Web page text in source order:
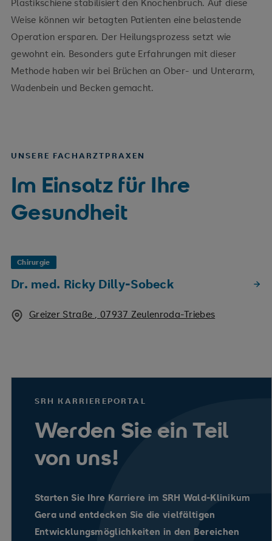
Weise können wir betagten Patienten eine belastende
Operation ersparen. Der Heilungsprozess setzt wie
gewohnt ein. Besonders gute Erfahrungen mit dieser
Methode haben wir bei Brüchen an Ober- und Unterarm,
Wadenbein und Becken gemacht.
UNSERE FACHARZTPRAXEN
Im Einsatz für Ihre
Gesundheit
Chirurgie
Dr. med. Ricky Dilly-Sobeck
Greizer Straße , 07937 Zeulenroda-Triebes
SRH KARRIEREPORTAL
Werden Sie ein Teil
von uns!
Starten Sie Ihre Karriere im SRH Wald-Klinikum
Gera und entdecken Sie die vielfältigen
Entwicklungsmöglichkeiten in den Bereichen